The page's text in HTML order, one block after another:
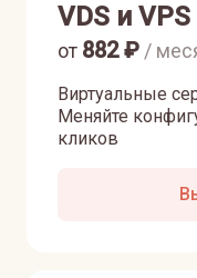
VDS и VPS
Виртуальные
Меняйте
кликов
от 882₽ /